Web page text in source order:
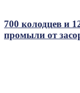
700 колодцев и
промыли от